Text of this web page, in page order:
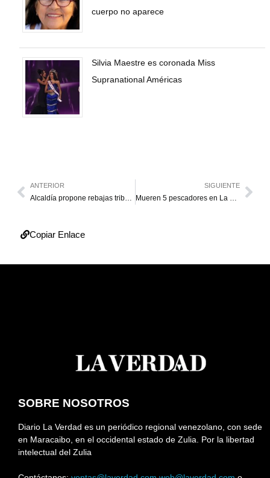
cuerpo no aparece
Silvia Maestre es coronada Miss
Supranational Américas
ANTERIOR SIGUIENTE
Copiar Enlace
SOBRE NOSOTROS
Diario La Verdad es un periódico regional venezolano, con sede
en Maracaibo, en el occidental estado de Zulia. Por la libertad
intelectual del Zulia